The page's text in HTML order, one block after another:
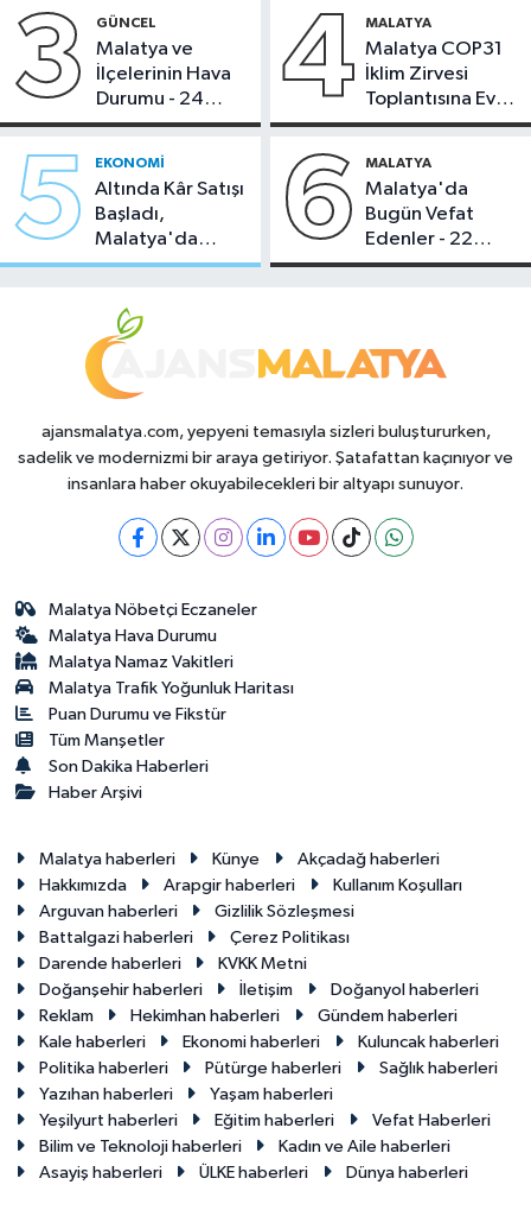
3 GÜNCEL
Malatya ve
İlçelerinin Hava
Durumu - 24
Temmuz 2026
4 MALATYA
Malatya COP31
İklim Zirvesi
Toplantısına Ev
Sahipliği Yaptı
5 EKONOMI
Altında Kâr Satışı
Başladı,
Malatya'da
Makas Ne
6 MALATYA
Malatya'da
Bugün Vefat
Edenler - 22
Temmuz 2026
ajansmalatya.com, yepyeni temasıyla sizleri buluştururken,
sadelik ve modernizmi bir araya getiriyor. Şatafattan kaçınıyor ve
insanlara haber okuyabilecekleri bir altyapı sunuyor.
Malatya Nöbetçi Eczaneler
Malatya Hava Durumu
Malatya Namaz Vakitleri
Malatya Trafik Yoğunluk Haritası
Puan Durumu ve Fikstür
Tüm Manşetler
Son Dakika Haberleri
Haber Arşivi
Malatya haberleri Künye
Akçadağ haberleri
Hakkımızda
Arapgir haberleri
Kullanım Koşulları
Arguvan haberleri
Gizlilik Sözleşmesi
Battalgazi haberleri
Çerez Politikası
Darende haberleri
KVKK Metni
Doğanşehir haberleri
İletişim
Doğanyol haberleri
Reklam
Hekimhan haberleri
Gündem haberleri
Kale haberleri
Ekonomi haberleri
Kuluncak haberleri
Politika haberleri
Pütürge haberleri
Sağlık haberleri
Yazıhan haberleri
Yaşam haberleri
Yeşilyurt haberleri
Eğitim haberleri
Vefat Haberleri
Bilim ve Teknoloji haberleri
Kadın ve Aile haberleri
Asayiş haberleri
ÜLKE haberleri Dünya haberleri